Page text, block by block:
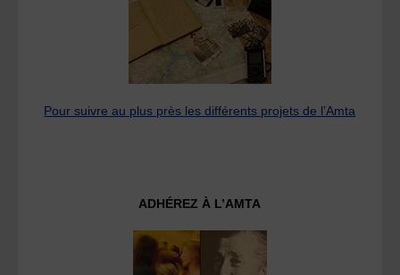
Pour suivre au plus près les différents projets de l’Amta
ADHÉREZ À L’AMTA